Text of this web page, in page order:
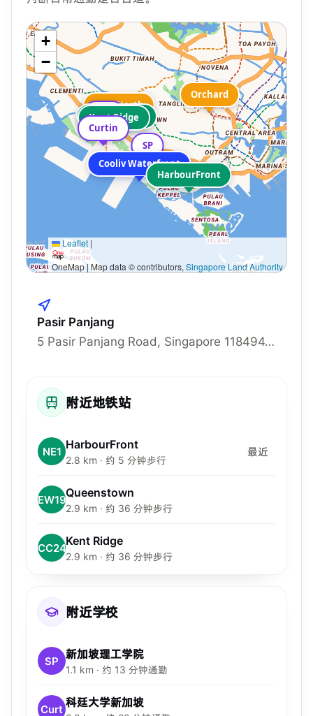
Cooliv Waterfront
HarbourFront
Queenstown
Kent Ridge
SP
Curtin
NUS
One-North
Orchard
+
−
Leaflet |
OneMap | Map data © contributors, Singapore Land Authority
Pasir Panjang
5 Pasir Panjang Road, Singapore 118494, 118494
附近地铁站
NE1 HarbourFront
2.8 km · 约 5 分钟步行
最近
EW19Queenstown
2.9 km · 约 36 分钟步行
CC24Kent Ridge
2.9 km · 约 36 分钟步行
附近学校
SP 新加坡理工学院
1.1 km · 约 13 分钟通勤
Curt 科廷大学新加坡